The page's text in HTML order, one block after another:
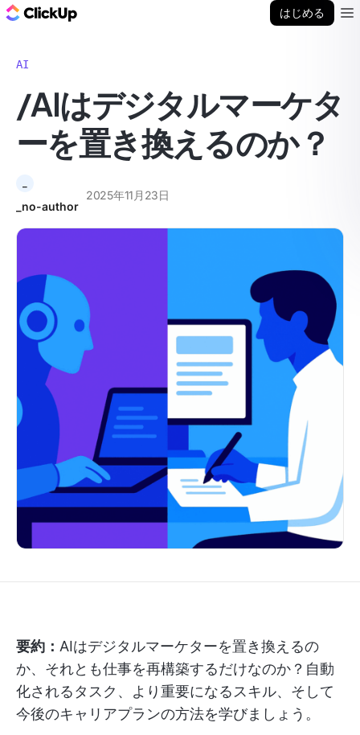
はじめる
AI
/AIはデジタルマーケタ
ーを置き換えるのか？
_no-author
2025年11月23日
要約： AIはデジタルマーケターを置き換えるの
か、それとも仕事を再構築するだけなのか？自動
化されるタスク、より重要になるスキル、そして
今後のキャリアプランの方法を学びましょう。